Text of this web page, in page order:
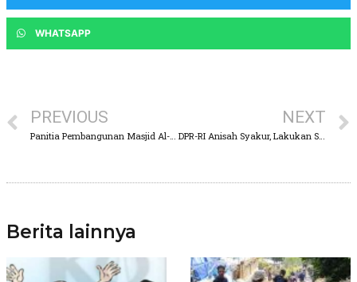
WHATSAPP
PREVIOUS NEXT
DPR-RI Anisah Syakur, Lakukan Sosialisasi Wawasan Kebangsaan, Apa Itu Pancasila
Berita lainnya